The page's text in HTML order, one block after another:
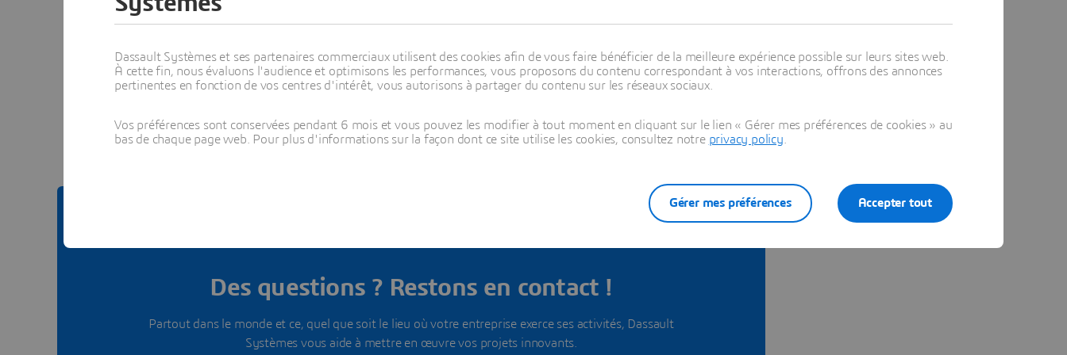
Voir tous nos bureaux dans ce pays
Des questions ? Restons en contact !
Partout dans le monde et ce, quel que soit le lieu où votre entreprise exerce ses activités, Dassault
Systèmes vous aide à mettre en œuvre vos projets innovants.
Dassault Systèmes et ses partenaires commerciaux utilisent des cookies afin de vous faire bénéficier de la meilleure expérience possible sur leurs sites web.
À cette fin, nous évaluons l'audience et optimisons les performances, vous proposons du contenu correspondant à vos interactions, offrons des annonces
pertinentes en fonction de vos centres d'intérêt, vous autorisons à partager du contenu sur les réseaux sociaux.
Vos préférences sont conservées pendant 6 mois et vous pouvez les modifier à tout moment en cliquant sur le lien « Gérer mes préférences de cookies » au
bas de chaque page web. Pour plus d'informations sur la façon dont ce site utilise les cookies, consultez notre privacy policy
Accepter tout
Gérer mes préférences